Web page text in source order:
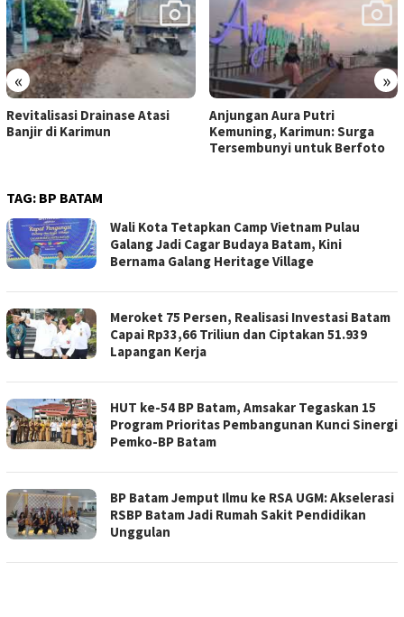
« »
Revitalisasi Drainase Atasi
Banjir di Karimun
Anjungan Aura Putri
Kemuning, Karimun: Surga
Tersembunyi untuk Berfoto
TAG: BP BATAM
Wali Kota Tetapkan Camp Vietnam Pulau
Galang Jadi Cagar Budaya Batam, Kini
Bernama Galang Heritage Village
Meroket 75 Persen, Realisasi Investasi Batam
Capai Rp33,66 Triliun dan Ciptakan 51.939
Lapangan Kerja
HUT ke-54 BP Batam, Amsakar Tegaskan 15
Program Prioritas Pembangunan Kunci Sinergi
Pemko-BP Batam
BP Batam Jemput Ilmu ke RSA UGM: Akselerasi
RSBP Batam Jadi Rumah Sakit Pendidikan
Unggulan